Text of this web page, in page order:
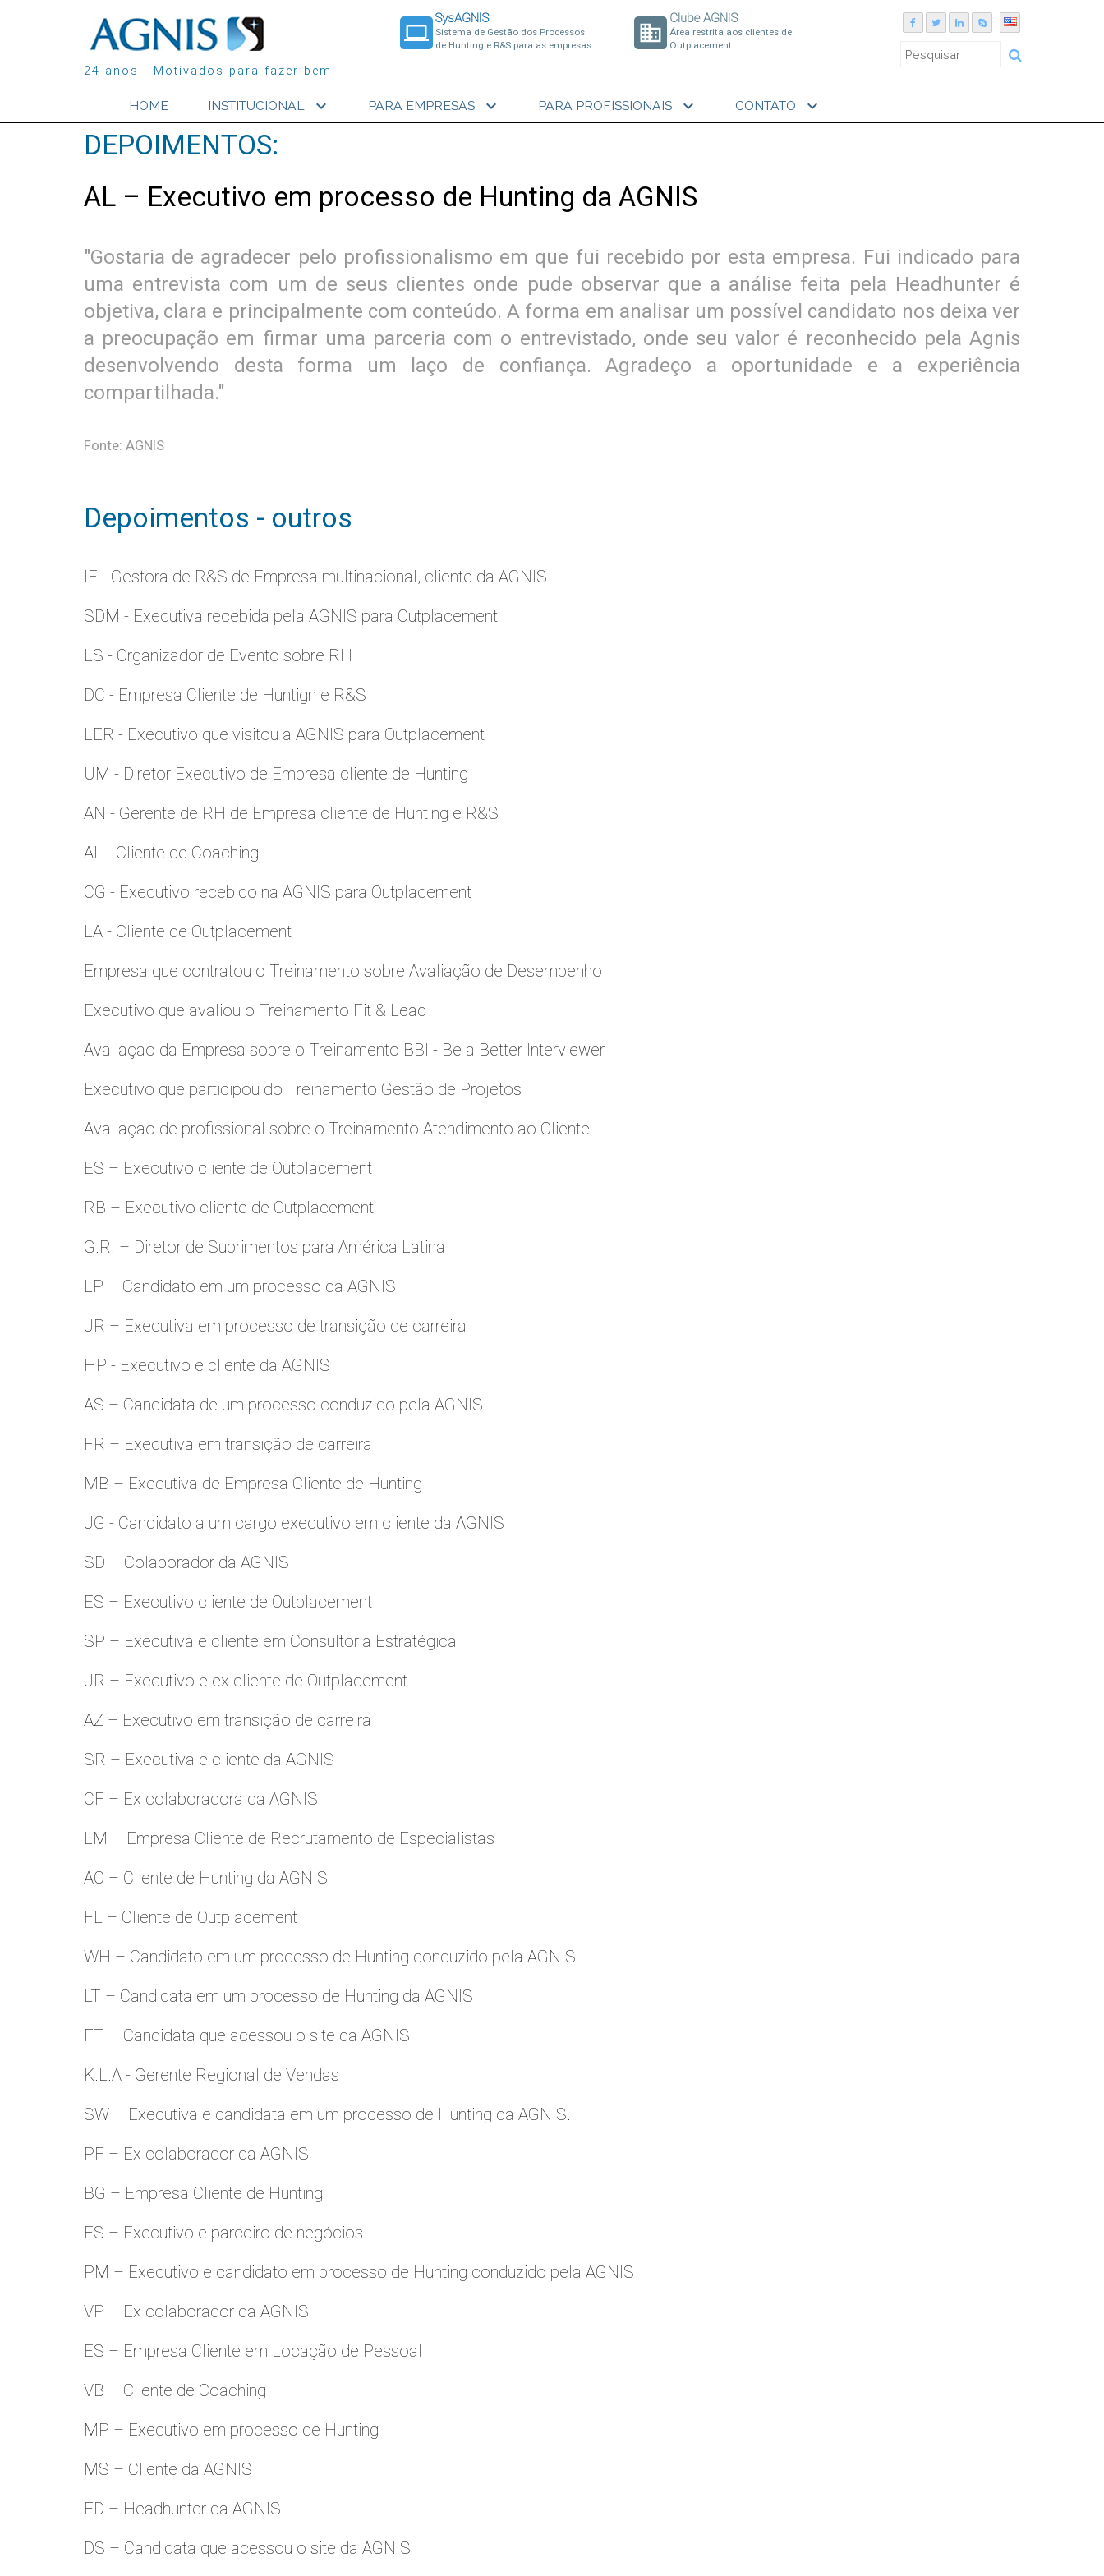
24 anos - Motivados para fazer bem!
laptop
SysAGNIS
Sistema de Gestão dos Processos
de Hunting e R&S para as empresas
business
Clube AGNIS
Área restrita aos clientes de
Outplacement
HOME INSTITUCIONAL expand_more PARA EMPRESAS expand_more PARA PROFISSIONAIS expand_more CONTATO expand_more
DEPOIMENTOS:
AL – Executivo em processo de Hunting da AGNIS
"Gostaria de agradecer pelo profissionalismo em que fui recebido por esta empresa. Fui indicado para
uma entrevista com um de seus clientes onde pude observar que a análise feita pela Headhunter é
objetiva, clara e principalmente com conteúdo. A forma em analisar um possível candidato nos deixa ver
a preocupação em firmar uma parceria com o entrevistado, onde seu valor é reconhecido pela Agnis
desenvolvendo desta forma um laço de confiança. Agradeço a oportunidade e a experiência
compartilhada."
Fonte: AGNIS
Depoimentos - outros
IE - Gestora de R&S de Empresa multinacional, cliente da AGNIS
SDM - Executiva recebida pela AGNIS para Outplacement
LS - Organizador de Evento sobre RH
DC - Empresa Cliente de Huntign e R&S
LER - Executivo que visitou a AGNIS para Outplacement
UM - Diretor Executivo de Empresa cliente de Hunting
AN - Gerente de RH de Empresa cliente de Hunting e R&S
AL - Cliente de Coaching
CG - Executivo recebido na AGNIS para Outplacement
LA - Cliente de Outplacement
Empresa que contratou o Treinamento sobre Avaliação de Desempenho
Executivo que avaliou o Treinamento Fit & Lead
Avaliaçao da Empresa sobre o Treinamento BBI - Be a Better Interviewer
Executivo que participou do Treinamento Gestão de Projetos
Avaliaçao de profissional sobre o Treinamento Atendimento ao Cliente
ES – Executivo cliente de Outplacement
RB – Executivo cliente de Outplacement
G.R. – Diretor de Suprimentos para América Latina
LP – Candidato em um processo da AGNIS
JR – Executiva em processo de transição de carreira
HP - Executivo e cliente da AGNIS
AS – Candidata de um processo conduzido pela AGNIS
FR – Executiva em transição de carreira
MB – Executiva de Empresa Cliente de Hunting
JG - Candidato a um cargo executivo em cliente da AGNIS
SD – Colaborador da AGNIS
ES – Executivo cliente de Outplacement
SP – Executiva e cliente em Consultoria Estratégica
JR – Executivo e ex cliente de Outplacement
AZ – Executivo em transição de carreira
SR – Executiva e cliente da AGNIS
CF – Ex colaboradora da AGNIS
LM – Empresa Cliente de Recrutamento de Especialistas
AC – Cliente de Hunting da AGNIS
FL – Cliente de Outplacement
WH – Candidato em um processo de Hunting conduzido pela AGNIS
LT – Candidata em um processo de Hunting da AGNIS
FT – Candidata que acessou o site da AGNIS
K.L.A - Gerente Regional de Vendas
SW – Executiva e candidata em um processo de Hunting da AGNIS.
PF – Ex colaborador da AGNIS
BG – Empresa Cliente de Hunting
FS – Executivo e parceiro de negócios.
PM – Executivo e candidato em processo de Hunting conduzido pela AGNIS
VP – Ex colaborador da AGNIS
ES – Empresa Cliente em Locação de Pessoal
VB – Cliente de Coaching
MP – Executivo em processo de Hunting
MS – Cliente da AGNIS
FD – Headhunter da AGNIS
DS – Candidata que acessou o site da AGNIS